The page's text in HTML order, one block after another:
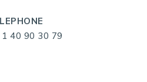
40 90 30 79